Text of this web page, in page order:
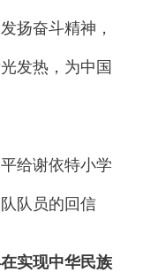
扬奋斗精神，
发热，为中国
给谢依特小学
队员的回信
实现中华民族